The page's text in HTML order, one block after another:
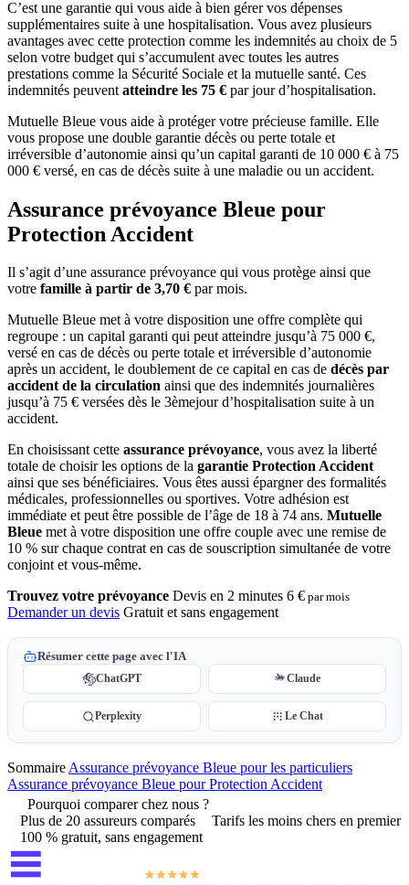
C’est une garantie qui vous aide à bien gérer vos dépenses
supplémentaires suite à une hospitalisation. Vous avez plusieurs
avantages avec cette protection comme les indemnités au choix de 5
selon votre budget qui s’accumulent avec toutes les autres
prestations comme la Sécurité Sociale et la mutuelle santé. Ces
indemnités peuvent atteindre les 75 € par jour d’hospitalisation.
Mutuelle Bleue vous aide à protéger votre précieuse famille. Elle
vous propose une double garantie décès ou perte totale et
irréversible d’autonomie ainsi qu’un capital garanti de 10 000 € à 75
000 € versé, en cas de décès suite à une maladie ou un accident.
Assurance prévoyance Bleue pour
Protection Accident
Il s’agit d’une assurance prévoyance qui vous protège ainsi que
votre famille à partir de 3,70 € par mois.
Mutuelle Bleue met à votre disposition une offre complète qui
regroupe : un capital garanti qui peut atteindre jusqu’à 75 000 €,
versé en cas de décès ou perte totale et irréversible d’autonomie
après un accident, le doublement de ce capital en cas de décès par
accident de la circulation ainsi que des indemnités journalières
jusqu’à 75 € versées dès le 3èmejour d’hospitalisation suite à un
accident.
En choisissant cette assurance prévoyance, vous avez la liberté
totale de choisir les options de la garantie Protection Accident
ainsi que ses bénéficiaires. Vous êtes aussi épargner des formalités
médicales, professionnelles ou sportives. Votre adhésion est
immédiate et peut être possible de l’âge de 18 à 74 ans. Mutuelle
Bleue met à votre disposition une offre couple avec une remise de
10 % sur chaque contrat en cas de souscription simultanée de votre
conjoint et vous-même.
Trouvez votre prévoyance Devis en 2 minutes 6 € par mois
Demander un devis Gratuit et sans engagement
Résumer cette page avec l'IA
ChatGPT Claude
Perplexity Le Chat
SommaireAssurance prévoyance Bleue pour les particuliers
Assurance prévoyance Bleue pour Protection Accident
Pourquoi comparer chez nous ?
Plus de 20 assureurs comparés
Tarifs les moins chers en premier
100 % gratuit, sans engagement